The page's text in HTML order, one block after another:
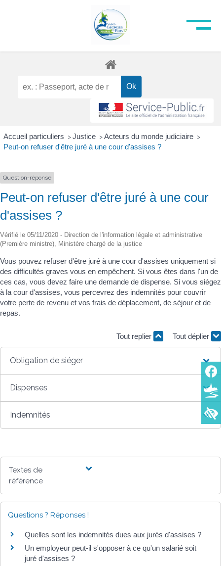
Accueil particuliers > Justice > Acteurs du monde judiciaire >
Peut-on refuser d'être juré à une cour d'assises ?
Question-réponse
Peut-on refuser d'être juré à une cour
d'assises ?
Vérifié le 05/11/2020 - Direction de l'information légale et administrative
(Première ministre), Ministère chargé de la justice
Vous pouvez refuser d'être juré à une cour d'assises uniquement si
des difficultés graves vous en empêchent. Si vous êtes dans l'un de
ces cas, vous devez faire une demande de dispense. Si vous siégez
à la cour d'assises, vous percevrez des indemnités pour couvrir
votre perte de revenu et vos frais de déplacement, de séjour et de
repas.
Tout replier Tout déplier
Obligation de siéger
Dispenses
Indemnités
Textes de
référence
Questions ? Réponses !
Quelles sont les indemnités dues aux jurés d'assises ?
Un employeur peut-il s'opposer à ce qu'un salarié soit
juré d'assises ?